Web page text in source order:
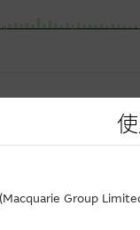
Group